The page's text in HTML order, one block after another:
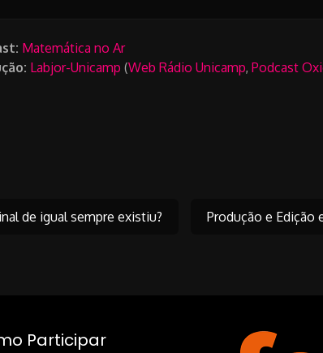
Matemática no Ar
Labjor-Unicamp (Web Rádio Unicamp, Podcast
de igual sempre existiu? Produção e Edição
Participar